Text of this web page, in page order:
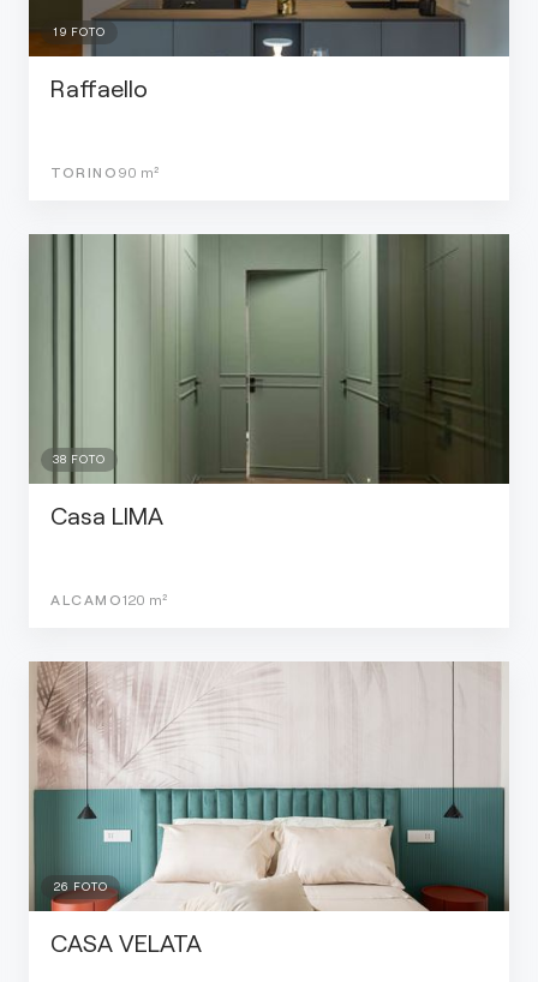
19 FOTO
Raffaello
TORINO 90 m²
38 FOTO
Casa LIMA
ALCAMO120 m²
26 FOTO
CASA VELATA